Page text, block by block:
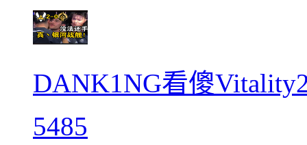
DANK1NG看傻
5485